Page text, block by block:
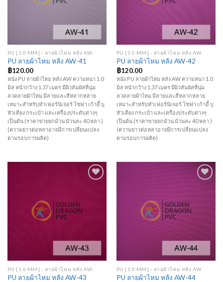
PU [1.0 MM] - ลายผ้าไหม หลัง AW
PU ลายผ้าไหม หลัง AW-41
฿120.00
หนัง PU ลายผ้าไหม หลัง AW ความหนา 1.0
มิล หน้ากว้าง 1.37 เมตร มีผิวสัมผัสที่นุ่ม
ลวดลายผ้าไหม มีลายและสีหลากหลาย
เหมาะสำหรับทำเฟอร์นิเจอร์ โซฟา เก้าอี้ บุ
หัวเตียง กระเป๋า และเครื่องประดับต่างๆ
เป็นต้น (ราคาขายยกม้วน ม้วนละ 40 หลา )
(ความยาวต่อหลาอาจมีการเปลี่ยนแปลง
ตามรอบการผลิต)
PU [1.0 MM] - ลายผ้าไหม หลัง AW
PU ลายผ้าไหม หลัง AW-42
฿120.00
หนัง PU ลายผ้าไหม หลัง AW ความหนา 1.0
มิล หน้ากว้าง 1.37 เมตร มีผิวสัมผัสที่นุ่ม
ลวดลายผ้าไหม มีลายและสีหลากหลาย
เหมาะสำหรับทำเฟอร์นิเจอร์ โซฟา เก้าอี้ บุ
หัวเตียง กระเป๋า และเครื่องประดับต่างๆ
เป็นต้น (ราคาขายยกม้วน ม้วนละ 40 หลา )
(ความยาวต่อหลาอาจมีการเปลี่ยนแปลง
ตามรอบการผลิต)
Wishlist
PU [1.0 MM] - ลายผ้าไหม หลัง AW
PU ลายผ้าไหม หลัง AW-43
Wishlist
PU [1.0 MM] - ลายผ้าไหม หลัง AW
PU ลายผ้าไหม หลัง AW-44